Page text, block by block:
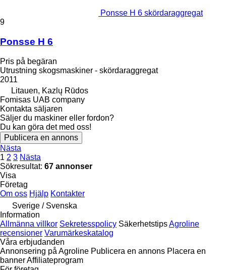
Ponsse H 6 skördaraggregat
9
Ponsse H 6
Pris på begäran
Utrustning skogsmaskiner - skördaraggregat
2011
Litauen, Kazlų Rūdos
Fomisas UAB company
Kontakta säljaren
Säljer du maskiner eller fordon?
Du kan göra det med oss!
Publicera en annons
Nästa
1 2 3 Nästa
Sökresultat: 67 annonser
Visa
Företag
Om oss Hjälp Kontakter
Sverige / Svenska
Information
Allmänna villkor Sekretesspolicy SäkerhetstipsAgroline
recensioner Varumärkeskatalog
Våra erbjudanden
Annonsering på Agroline Publicera en annons Placera en
bannerAffiliateprogram